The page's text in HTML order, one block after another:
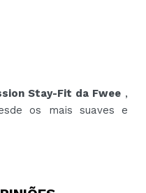
Stay-Fit da Fwee ,
os mais suaves e
intensos.
essa